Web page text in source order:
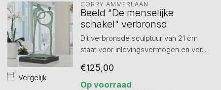
Vergelijk
CORRY AMMERLAAN
Beeld "De menselijke
schakel" verbronsd
Dit verbronsde sculptuur van 21 cm
staat voor inlevingsvermogen en ver...
€125,00
Op voorraad